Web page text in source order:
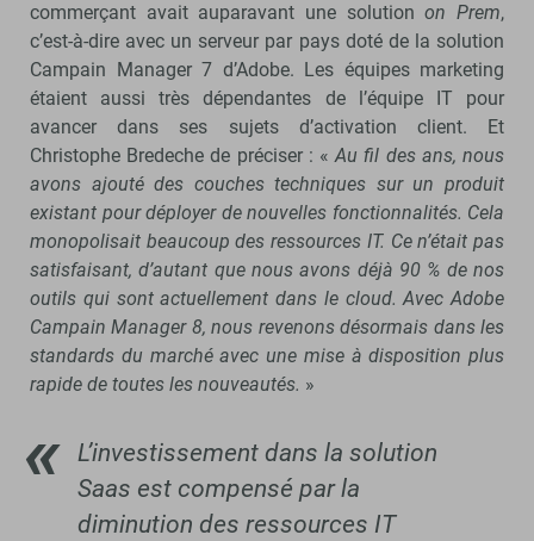
commerçant avait auparavant une solutionon Prem,
c’est-à-dire avec un serveur par pays doté de la solution
Campain Manager 7 d’Adobe. Les équipes marketing
étaient aussi très dépendantes de l’équipe IT pour
avancer dans ses sujets d’activation client. Et
Christophe Bredeche de préciser : «Au fil des ans, nous
avons ajouté des couches techniques sur un produit
existant pour déployer de nouvelles fonctionnalités. Cela
monopolisait beaucoup des ressources IT. Ce n’était pas
satisfaisant, d’autant que nous avons déjà 90 % de nos
outils qui sont actuellement dans le cloud. Avec Adobe
Campain Manager 8, nous revenons désormais dans les
standards du marché avec une mise à disposition plus
rapide de toutes les nouveautés. »
L’investissement dans la solution
Saas est compensé par la
diminution des ressources IT